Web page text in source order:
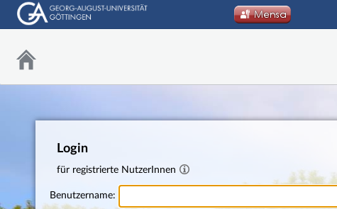
Login
für registrierte NutzerInnen
Benutzername: